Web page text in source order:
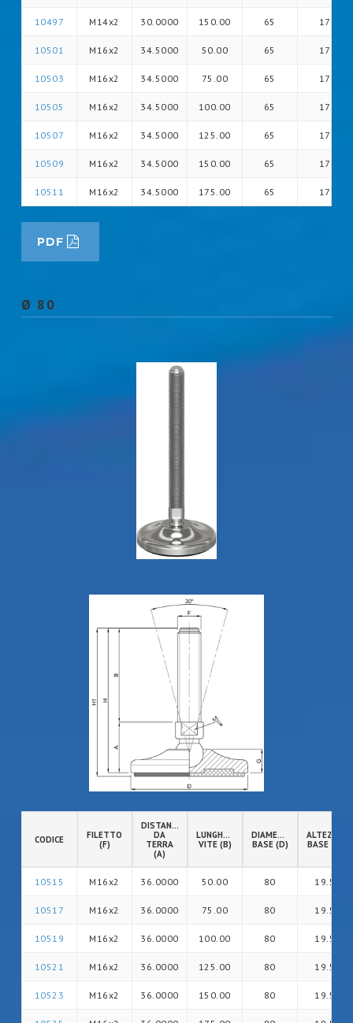
10497 M14x2 30.0000 150.00 65 17
10501 M16x2 34.5000 50.00 65 17
10503 M16x2 34.5000 75.00 65 17
10505 M16x2 34.5000 100.00 65 17
10507 M16x2 34.5000 125.00 65 17
10509 M16x2 34.5000 150.00 65 17
10511 M16x2 34.5000 175.00 65 17
PDF
Ø 80
CODICE
FILETTO
(F)
DISTANZA
DA
TERRA
(A)
LUNGHEZZA
VITE (B)
DIAMETRO
BASE (D)
ALTEZZA
BASE (G)
10515 M16x2 36.0000 50.00 80 19.5
10517 M16x2 36.0000 75.00 80 19.5
10519 M16x2 36.0000 100.00 80 19.5
10521 M16x2 36.0000 125.00 80 19.5
10523 M16x2 36.0000 150.00 80 19.5